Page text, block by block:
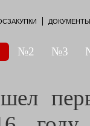
ДОКУМЕНТЫ
№2 №3